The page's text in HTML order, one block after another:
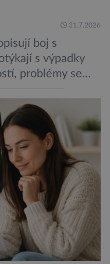
31.7.2026
boj s
s výpadky
problémy se
péči o
že za tím
těhotenstvím!
angličtině […]